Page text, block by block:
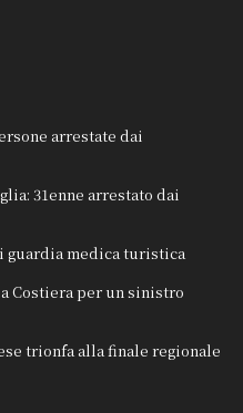
arrestate dai
31enne arrestato dai
guardia medica turistica
Costiera per un sinistro
trionfa alla finale regionale